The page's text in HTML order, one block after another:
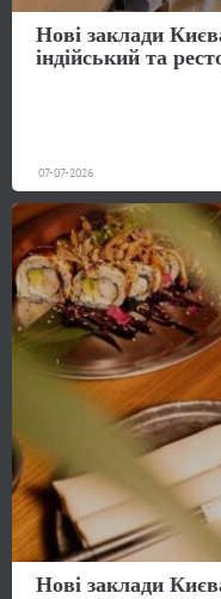
Нові заклади
індійський та
07-07-2026
Нові заклади